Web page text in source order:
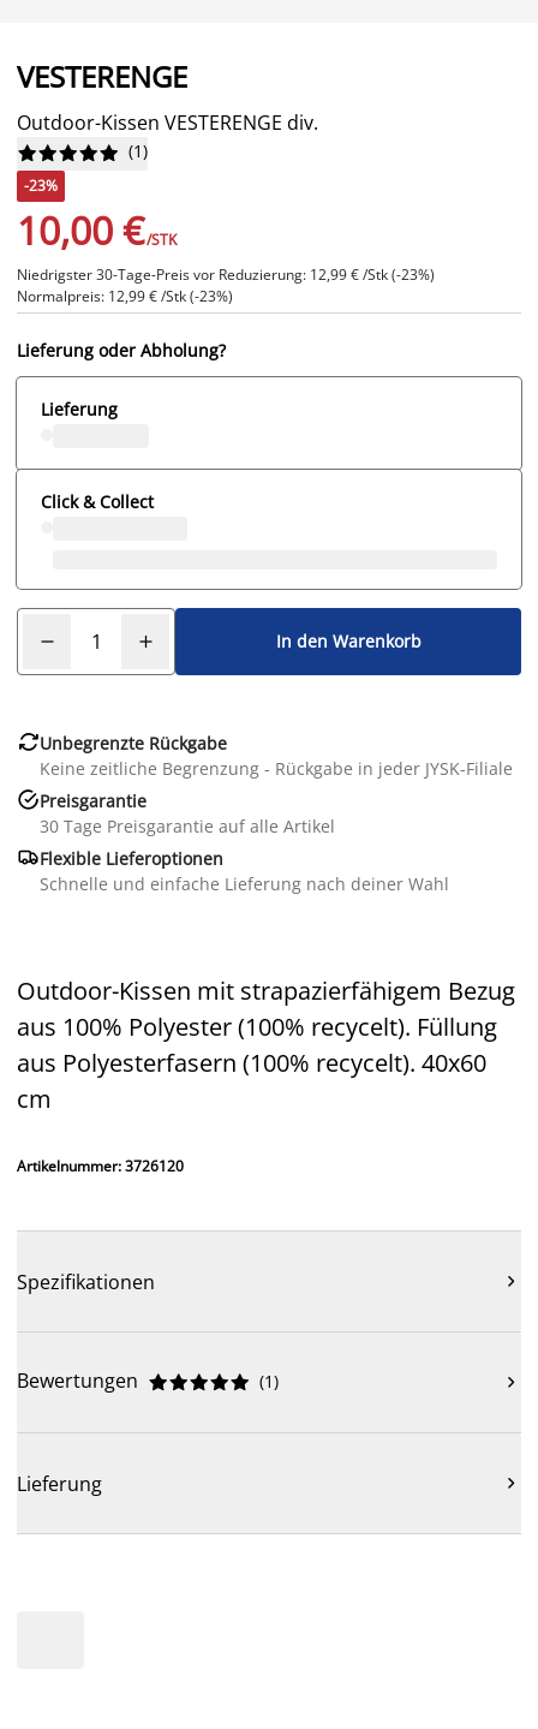
VESTERENGE
Outdoor-Kissen VESTERENGE div.





 (1)
-23%
10,00 €/STK
Niedrigster 30-Tage-Preis vor Reduzierung: 12,99 € /Stk (-23%)
Normalpreis: 12,99 € /Stk (-23%)
Lieferung oder Abholung?
Lieferung
Click & Collect
In den Warenkorb
Unbegrenzte Rückgabe
Keine zeitliche Begrenzung - Rückgabe in jeder JYSK-Filiale
Preisgarantie
30 Tage Preisgarantie auf alle Artikel
Flexible Lieferoptionen
Schnelle und einfache Lieferung nach deiner Wahl
Outdoor-Kissen mit strapazierfähigem Bezug
aus 100% Polyester (100% recycelt). Füllung
aus Polyesterfasern (100% recycelt). 40x60
cm
Artikelnummer: 3726120
Spezifikationen 
Bewertungen 




 (1) 
Lieferung 